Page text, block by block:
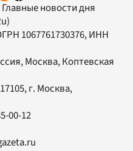
Главные новости дня
1067761730376, ИНН
Москва, Коптевская
, г. Москва,
00-12